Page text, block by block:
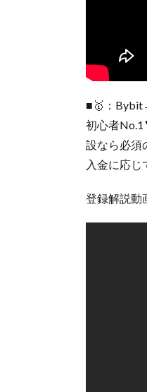
■🥇：
初心者
設なら必須
入金に応じ
登録解説動